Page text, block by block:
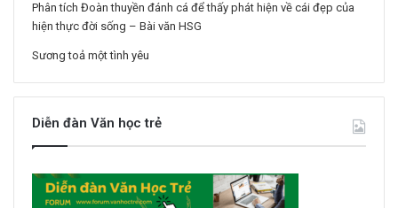
Phân tích Đoàn thuyền đánh cá để thấy phát hiện về cái đẹp của
hiện thực đời sống – Bài văn HSG
Sương toả một tình yêu
Diễn đàn Văn học trẻ